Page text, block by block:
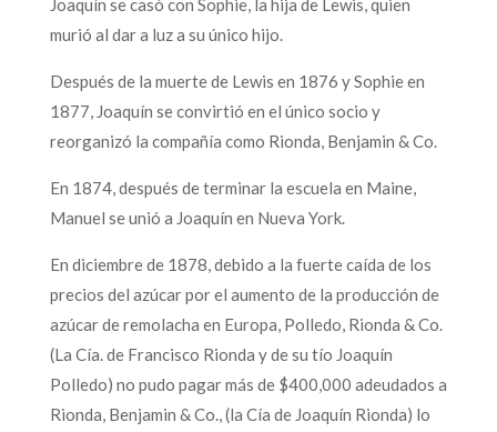
Joaquín se casó con Sophie, la hija de Lewis, quien
murió al dar a luz a su único hijo.
Después de la muerte de Lewis en 1876 y Sophie en
1877, Joaquín se convirtió en el único socio y
reorganizó la compañía como Rionda, Benjamin & Co.
En 1874, después de terminar la escuela en Maine,
Manuel se unió a Joaquín en Nueva York.
En diciembre de 1878, debido a la fuerte caída de los
precios del azúcar por el aumento de la producción de
azúcar de remolacha en Europa, Polledo, Rionda & Co.
(La Cía. de Francisco Rionda y de su tío Joaquín
Polledo) no pudo pagar más de $400,000 adeudados a
Rionda, Benjamin & Co., (la Cía de Joaquín Rionda) lo